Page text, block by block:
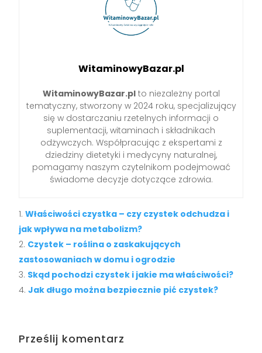
WitaminowyBazar.pl
WitaminowyBazar.plto niezależny portal
tematyczny, stworzony w 2024 roku, specjalizujący
się w dostarczaniu rzetelnych informacji o
suplementacji, witaminach i składnikach
odżywczych. Współpracując z ekspertami z
dziedziny dietetyki i medycyny naturalnej,
pomagamy naszym czytelnikom podejmować
świadome decyzje dotyczące zdrowia.
Właściwości czystka – czy czystek odchudza i
jak wpływa na metabolizm?
Czystek – roślina o zaskakujących
zastosowaniach w domu i ogrodzie
Skąd pochodzi czystek i jakie ma właściwości?
Jak długo można bezpiecznie pić czystek?
Prześlij komentarz